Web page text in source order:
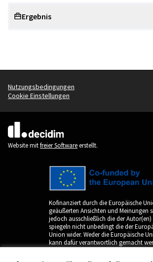
Ergebnis
Nutzungsbedingungen
Cookie Einstellungen
(Externer Link)
Website mitfreier Softwareerstellt.
Kofinanziert durch die Europäische
geäußerten Ansichten und Meinungen
jedoch ausschließlich die der Autor(en)
spiegeln nicht unbedingt die der
Union wider. Weder die Europäische
kann dafür verantwortlich gemacht